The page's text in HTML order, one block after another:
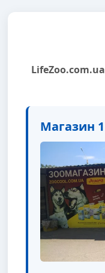
LifeZoo.com.ua
Магазин 1